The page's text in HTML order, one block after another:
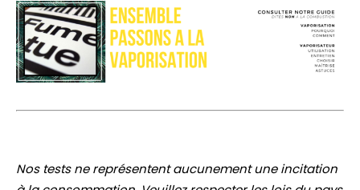
Nos tests ne représentent aucunement une incitation